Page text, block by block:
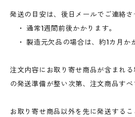
発送の目安は、後日メールでご連絡さ
・ 通常1週間前後かかります。
・ 製造元欠品の場合は、約1カ月か
注文内容にお取り寄せ商品が含まれ
の発送準備が整い次第、注文商品すべ
お取り寄せ商品以外を先に発送するこ